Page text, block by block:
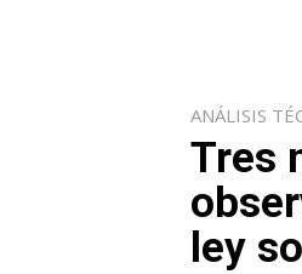
ANÁLISIS
Tres
ley